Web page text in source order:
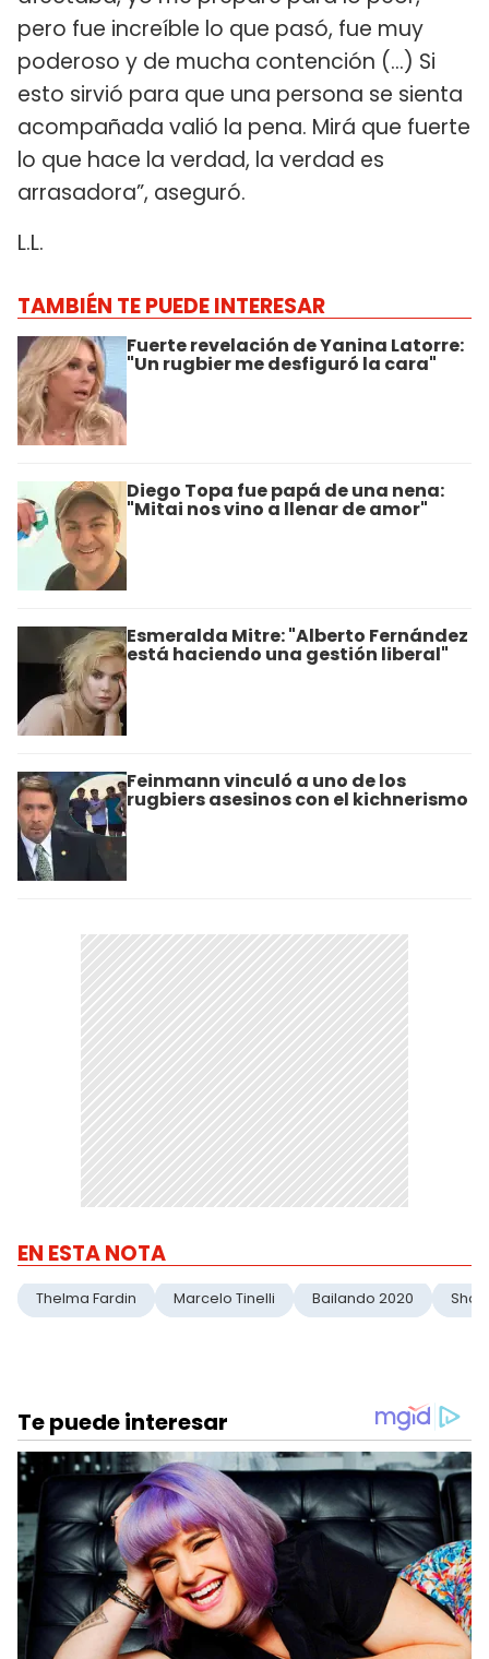
pero fue increíble lo que pasó, fue muy
poderoso y de mucha contención (…) Si
esto sirvió para que una persona se sienta
acompañada valió la pena. Mirá que fuerte
lo que hace la verdad, la verdad es
arrasadora”, aseguró.
L.L.
TAMBIÉN TE PUEDE INTERESAR
Fuerte revelación de Yanina Latorre:
"Un rugbier me desfiguró la cara"
Diego Topa fue papá de una nena:
"Mitai nos vino a llenar de amor"
Esmeralda Mitre: "Alberto Fernández
está haciendo una gestión liberal"
Feinmann vinculó a uno de los
rugbiers asesinos con el kichnerismo
EN ESTA NOTA
Thelma Fardin Marcelo Tinelli Bailando 2020